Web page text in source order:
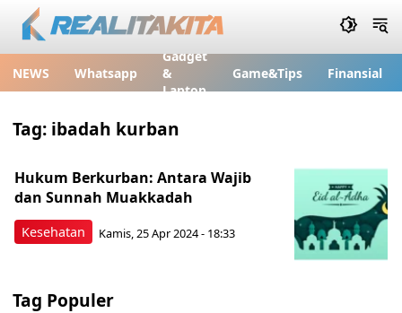
NEWS Whatsapp
Gadget
&
Laptop
Game&Tips Finansial
Tag: ibadah kurban
Kesehatan
Hukum Berkurban: Antara Wajib
dan Sunnah Muakkadah
Kamis, 25 Apr 2024 - 18:33
Tag Populer